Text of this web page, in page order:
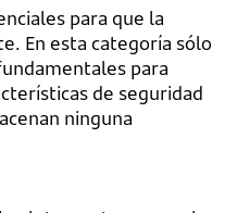
para que la
En esta categoría sólo
para
de seguridad
ninguna